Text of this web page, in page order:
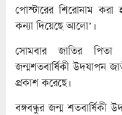
পোস্টারের শিরোনাম করা
কন্যা দিয়েছে আলো’।
সোমবার জাতির পিতা
জন্মশতবার্ষিকী উদযাপন
প্রকাশ করেছে।
বঙ্গবন্ধুর জন্ম শতবার্ষিকী